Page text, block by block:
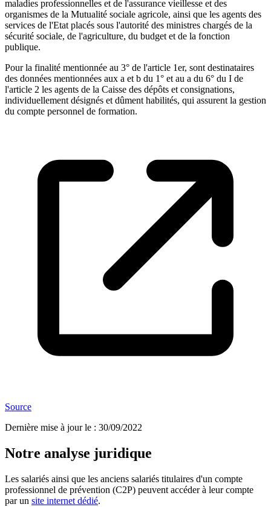
maladies professionnelles et de l'assurance vieillesse et des
organismes de la Mutualité sociale agricole, ainsi que les agents des
services de l'Etat placés sous l'autorité des ministres chargés de la
sécurité sociale, de l'agriculture, du budget et de la fonction
publique.
Pour la finalité mentionnée au 3° de l'article 1er, sont destinataires
des données mentionnées aux a et b du 1° et au a du 6° du I de
l'article 2 les agents de la Caisse des dépôts et consignations,
individuellement désignés et dûment habilités, qui assurent la gestion
du compte personnel de formation.
Source
Dernière mise à jour le : 30/09/2022
Notre analyse juridique
Les salariés ainsi que les anciens salariés titulaires d'un compte
professionnel de prévention (C2P) peuvent accéder à leur compte
par un site internet dédié.